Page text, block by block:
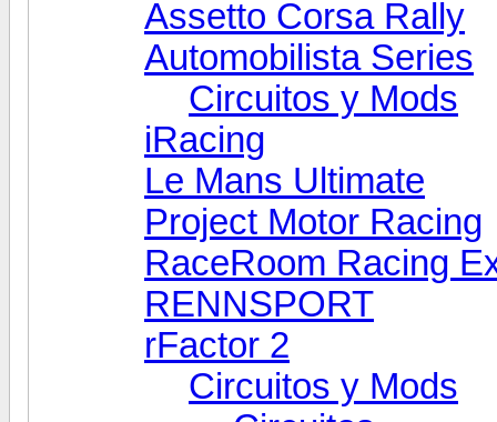
Assetto Corsa Rally
Automobilista Series
Circuitos y Mods
iRacing
Le Mans Ultimate
Project Motor Racing
RaceRoom Racing
RENNSPORT
rFactor 2
Circuitos y Mods